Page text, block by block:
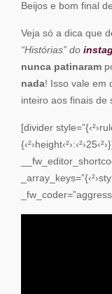
Beijos e bom final
Veja só a dica que
“Histórias” do
nunca patinaram
nada! Isso vale em
inteiro aos finais de
[divider